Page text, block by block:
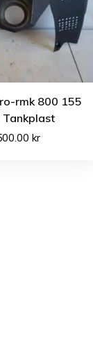
rmk 800 155
Tankplast
kr